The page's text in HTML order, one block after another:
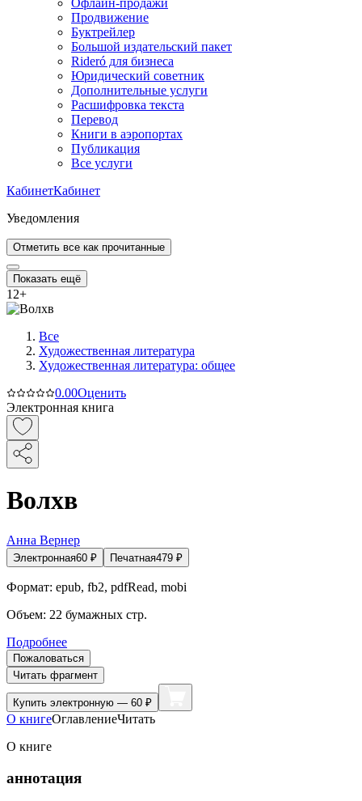
Офлайн-продажи
Продвижение
Буктрейлер
Большой издательский пакет
Rideró для бизнеса
Юридический советник
Дополнительные услуги
Расшифровка текста
Перевод
Книги в аэропортах
Публикация
Все услуги
КабинетКабинет
Уведомления
Отметить все как прочитанные
Показать ещё
12+
Все
Художественная литература
Художественная литература: общее
0.00Оценить
Электронная книга
Волхв
Анна Вернер
Электронная60 ₽ Печатная479 ₽
Формат: epub, fb2, pdfRead, mobi
Объем: 22 бумажных стр.
Подробнее
Пожаловаться
Читать фрагмент
Купить электронную — 60 ₽
О книгеОглавлениеЧитать
О книге
аннотация